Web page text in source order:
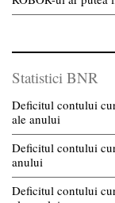
Statistici BNR
Deficitul contului
ale anului
Deficitul contului
anului
Deficitul contului